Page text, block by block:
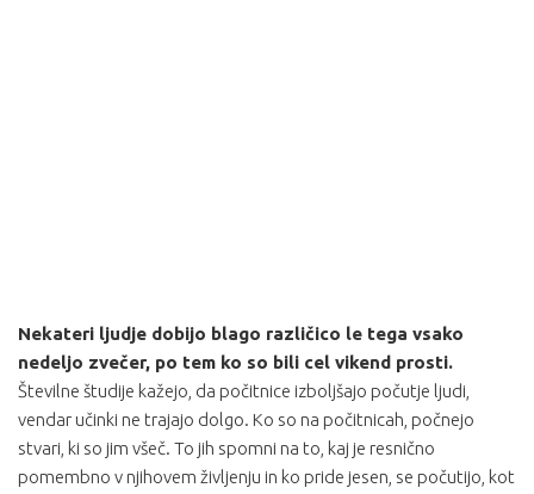
Nekateri ljudje dobijo blago različico le tega vsako
nedeljo zvečer, po tem ko so bili cel vikend prosti.
Številne študije kažejo, da počitnice izboljšajo počutje ljudi,
vendar učinki ne trajajo dolgo. Ko so na počitnicah, počnejo
stvari, ki so jim všeč. To jih spomni na to, kaj je resnično
pomembno v njihovem življenju in ko pride jesen, se počutijo, kot